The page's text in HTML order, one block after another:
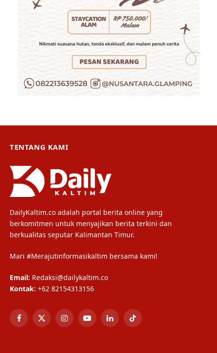
TENTANG KAMI
DailyKaltim.co adalah portal berita online yang
berkomitmen untuk menyajikan berita terkini dan
berkualitas seputar Kalimantan Timur.
Mari #Merajutinformasikaltim bersama kami!
Email: Redaksi@dailykaltim.co
Kontak: +62 82154313156
Facebook
X
InstagramYouTubeLinkedInTikTok